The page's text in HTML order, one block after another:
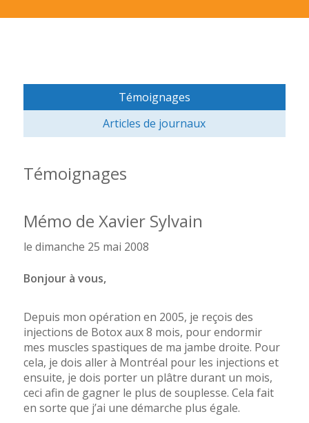
Témoignages
Articles de journaux
Témoignages
Mémo de Xavier Sylvain
le dimanche 25 mai 2008
Bonjour à vous,
Depuis mon opération en 2005, je reçois des
injections de Botox aux 8 mois, pour endormir
mes muscles spastiques de ma jambe droite. Pour
cela, je dois aller à Montréal pour les injections et
ensuite, je dois porter un plâtre durant un mois,
ceci afin de gagner le plus de souplesse. Cela fait
en sorte que j’ai une démarche plus égale.